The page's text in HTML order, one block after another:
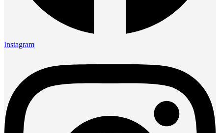
Instagram